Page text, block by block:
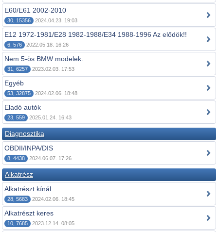
E60/E61 2002-2010
30, 15356 2024.04.23. 19:03
E12 1972-1981/E28 1982-1988/E34 1988-1996 Az elődök!!
6, 576 2022.05.18. 16:26
Nem 5-ös BMW modelek.
31, 6257 2023.02.03. 17:53
Egyéb
53, 32875 2024.02.06. 18:48
Eladó autók
23, 559 2025.01.24. 16:43
Diagnosztika
OBDII/INPA/DIS
8, 4438 2024.06.07. 17:26
Alkatrész
Alkatrészt kínál
28, 5683 2024.02.06. 18:45
Alkatrészt keres
10, 7685 2023.12.14. 08:05